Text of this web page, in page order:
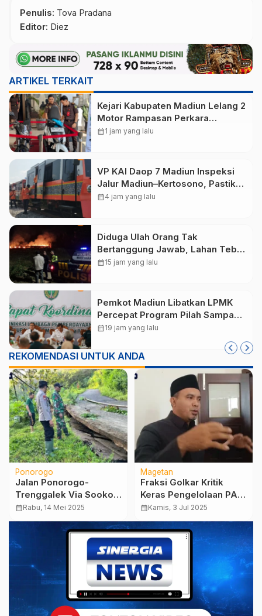
Penulis: Tova Pradana
Editor: Diez
ARTIKEL TERKAIT
Kejari Kabupaten Madiun Lelang 2
Motor Rampasan Perkara
Inkracht, Penawaran Dibuka 11
calendar_month1 jam yang lalu
VP KAI Daop 7 Madiun Inspeksi
Jalur Madiun–Kertosono, Pastikan
Keselamatan Perjalanan Kereta
calendar_month4 jam yang lalu
Diduga Ulah Orang Tak
Bertanggung Jawab, Lahan Tebu
Seluas 2 Hektare di Plunturan
calendar_month15 jam yang lalu
Pemkot Madiun Libatkan LPMK
Percepat Program Pilah Sampah
dari Rumah, TPA Winongo Butuh
calendar_month19 jam yang lalu
REKOMENDASI UNTUK ANDA
Ponorogo
Jalan Ponorogo-
Trenggalek Via Sooko
Longsor, Akses Untuk
Roda Empat Tutup Total
calendar_monthRabu, 14 Mei 2025
Magetan
Fraksi Golkar Kritik
Keras Pengelolaan PAD
Magetan, Soroti PDAM
dan Sistem Retribusi
Manual
calendar_monthKamis, 3 Jul 2025